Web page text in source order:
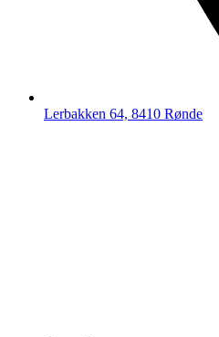
Lerbakken 64, 8410 Rønde